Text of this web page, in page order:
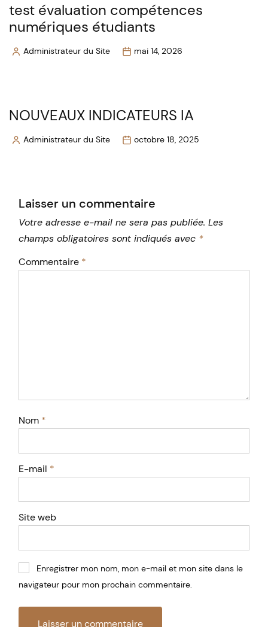
test évaluation compétences
numériques étudiants
PostedAdministrateur du Site mai 14, 2026
NOUVEAUX INDICATEURS IA
PostedAdministrateur du Site octobre 18, 2025
Laisser un commentaire
Votre adresse e-mail ne sera pas publiée. Les
champs obligatoires sont indiqués avec *
Commentaire *
Nom *
E-mail *
Site web
Enregistrer mon nom, mon e-mail et mon site dans le
navigateur pour mon prochain commentaire.